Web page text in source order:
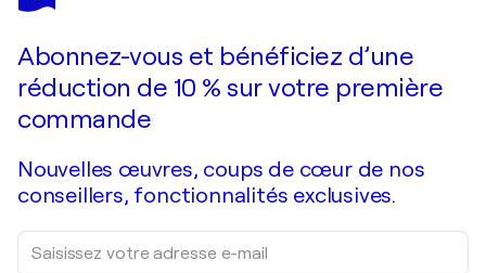
Abonnez-vous et bénéficiez d’une
réduction de 10 % sur votre première
commande
Nouvelles œuvres, coups de cœur de nos
conseillers, fonctionnalités exclusives.